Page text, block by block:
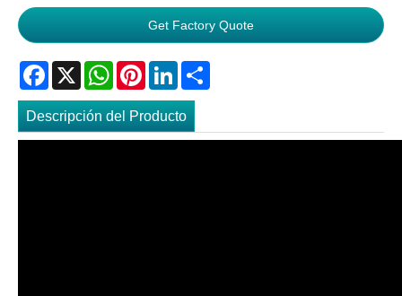
Get Factory Quote
Facebook
X WhatsApp
PinterestLinkedIn
Descripción del Producto